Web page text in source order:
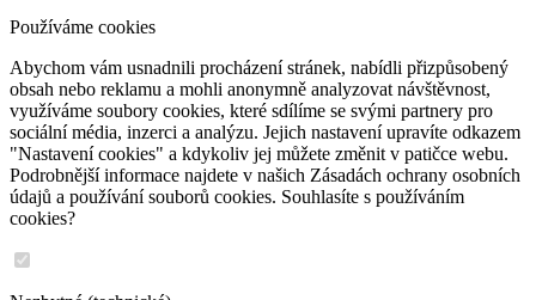
Používáme cookies
Abychom vám usnadnili procházení stránek, nabídli přizpůsobený
obsah nebo reklamu a mohli anonymně analyzovat návštěvnost,
využíváme soubory cookies, které sdílíme se svými partnery pro
sociální média, inzerci a analýzu. Jejich nastavení upravíte odkazem
"Nastavení cookies" a kdykoliv jej můžete změnit v patičce webu.
Podrobnější informace najdete v našich Zásadách ochrany osobních
údajů a používání souborů cookies. Souhlasíte s používáním
cookies?